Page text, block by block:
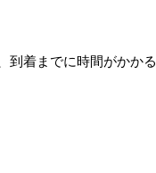
到着までに時間がかかる